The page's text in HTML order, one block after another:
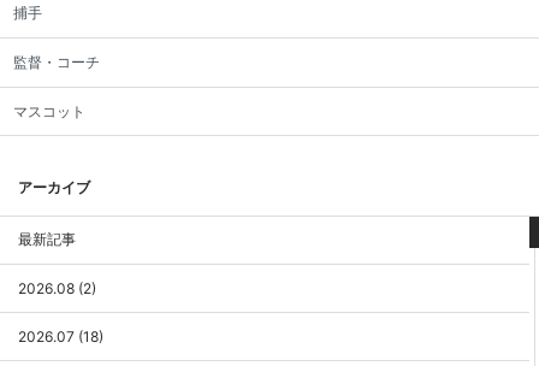
捕手
監督・コーチ
マスコット
アーカイブ
最新記事
2026.08 (2)
2026.07 (18)